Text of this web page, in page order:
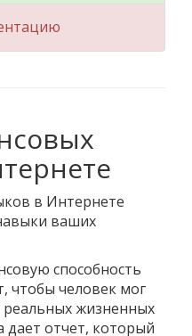
в Интернете
ваших
способность
чтобы человек мог
реальных жизненных
дает отчет, который